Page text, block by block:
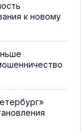
к новому